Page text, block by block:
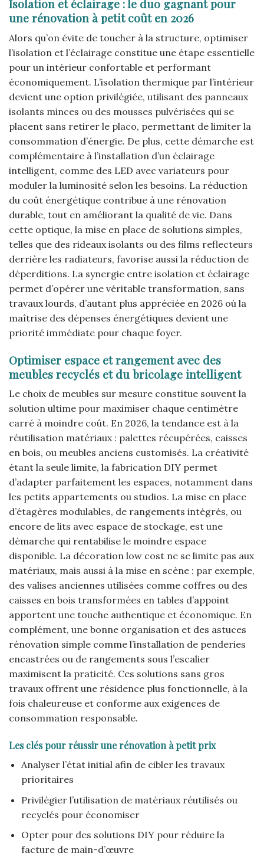
Isolation et éclairage : le duo gagnant pour
une rénovation à petit coût en 2026
Alors qu’on évite de toucher à la structure, optimiser
l’isolation et l’éclairage constitue une étape essentielle
pour un intérieur confortable et performant
économiquement. L’isolation thermique par l’intérieur
devient une option privilégiée, utilisant des panneaux
isolants minces ou des mousses pulvérisées qui se
placent sans retirer le placo, permettant de limiter la
consommation d’énergie. De plus, cette démarche est
complémentaire à l’installation d’un éclairage
intelligent, comme des LED avec variateurs pour
moduler la luminosité selon les besoins. La réduction
du coût énergétique contribue à une rénovation
durable, tout en améliorant la qualité de vie. Dans
cette optique, la mise en place de solutions simples,
telles que des rideaux isolants ou des films reflecteurs
derrière les radiateurs, favorise aussi la réduction de
déperditions. La synergie entre isolation et éclairage
permet d’opérer une véritable transformation, sans
travaux lourds, d’autant plus appréciée en 2026 où la
maîtrise des dépenses énergétiques devient une
priorité immédiate pour chaque foyer.
Optimiser espace et rangement avec des
meubles recyclés et du bricolage intelligent
Le choix de meubles sur mesure constitue souvent la
solution ultime pour maximiser chaque centimètre
carré à moindre coût. En 2026, la tendance est à la
réutilisation matériaux : palettes récupérées, caisses
en bois, ou meubles anciens customisés. La créativité
étant la seule limite, la fabrication DIY permet
d’adapter parfaitement les espaces, notamment dans
les petits appartements ou studios. La mise en place
d’étagères modulables, de rangements intégrés, ou
encore de lits avec espace de stockage, est une
démarche qui rentabilise le moindre espace
disponible. La décoration low cost ne se limite pas aux
matériaux, mais aussi à la mise en scène : par exemple,
des valises anciennes utilisées comme coffres ou des
caisses en bois transformées en tables d’appoint
apportent une touche authentique et économique. En
complément, une bonne organisation et des astuces
rénovation simple comme l’installation de penderies
encastrées ou de rangements sous l’escalier
maximisent la praticité. Ces solutions sans gros
travaux offrent une résidence plus fonctionnelle, à la
fois chaleureuse et conforme aux exigences de
consommation responsable.
Les clés pour réussir une rénovation à petit prix
Analyser l’état initial afin de cibler les travaux
prioritaires
Privilégier l’utilisation de matériaux réutilisés ou
recyclés pour économiser
Opter pour des solutions DIY pour réduire la
facture de main-d’œuvre